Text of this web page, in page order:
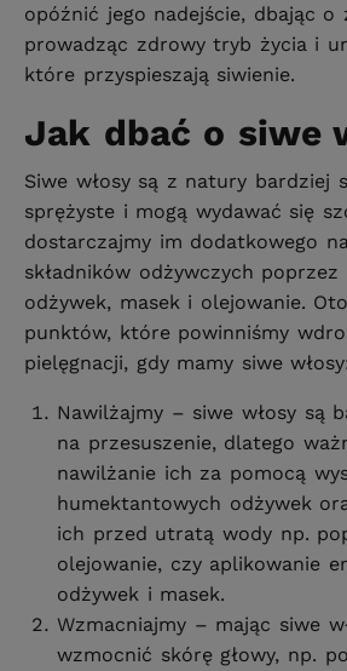
opóźnić jego nadejście, dbając o
prowadząc zdrowy tryb życia i
które przyspieszają siwienie.
Jak dbać o siwe
Siwe włosy są z natury bardziej
sprężyste i mogą wydawać się
dostarczajmy im dodatkowego
składników odżywczych poprzez
odżywek, masek i olejowanie.
punktów, które powinniśmy
pielęgnacji, gdy mamy siwe
Nawilżajmy – siwe włosy są
na przesuszenie, dlatego
nawilżanie ich za pomocą
humektantowych odżywek
ich przed utratą wody np.
olejowanie, czy aplikowanie
odżywek i masek.
Wzmacniajmy – mając siwe
wzmocnić skórę głowy, np.